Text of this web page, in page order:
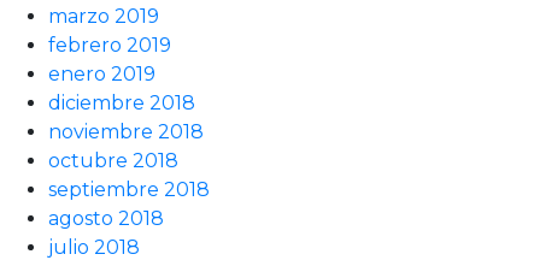
marzo 2019
febrero 2019
enero 2019
diciembre 2018
noviembre 2018
octubre 2018
septiembre 2018
agosto 2018
julio 2018